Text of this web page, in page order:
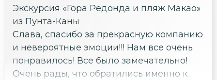
Экскурсия «Гора Редонда и пляж Макао»
из Пунта-Каны
Слава, спасибо за прекрасную компанию
и невероятные эмоции!!! Нам все очень
понравилось! Все было замечательно!
Очень рады, что обратились именно к